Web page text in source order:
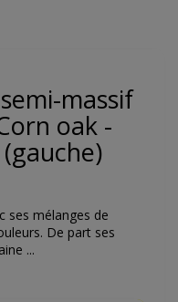
massif
oak -
ses mélanges de
De part ses
...